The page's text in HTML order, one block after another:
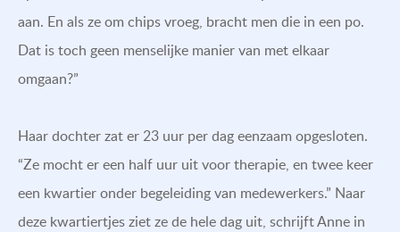
aan. En als ze om chips vroeg, bracht men die in een po.
Dat is toch geen menselijke manier van met elkaar
omgaan?”
Haar dochter zat er 23 uur per dag eenzaam opgesloten.
“Ze mocht er een half uur uit voor therapie, en twee keer
een kwartier onder begeleiding van medewerkers.” Naar
deze kwartiertjes ziet ze de hele dag uit, schrijft Anne in